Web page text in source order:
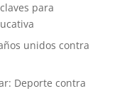
para
unidos contra
Deporte contra